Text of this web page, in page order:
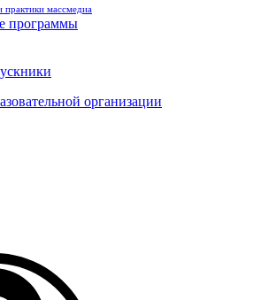
практики массмедиа
программы
организации